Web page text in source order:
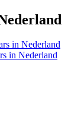
in Nederland
in Nederland